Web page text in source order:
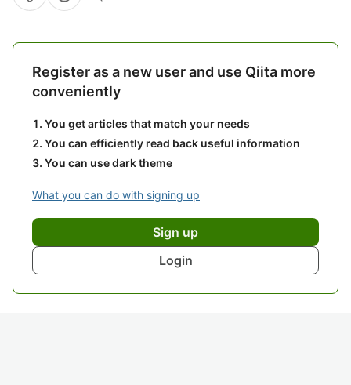
Register as a new user and use Qiita more
conveniently
You get articles that match your needs
You can efficiently read back useful information
You can use dark theme
What you can do with signing up
Sign up
Login